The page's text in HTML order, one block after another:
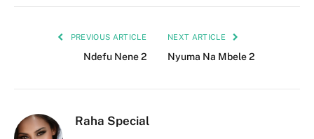
PREVIOUS ARTICLE
Ndefu Nene 2
NEXT ARTICLE
Nyuma Na Mbele 2
Raha Special